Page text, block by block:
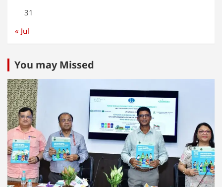
31
« Jul
You may Missed